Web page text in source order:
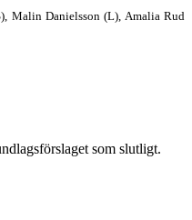
Malin Danielsson (L), Amalia Rud
som slutligt.